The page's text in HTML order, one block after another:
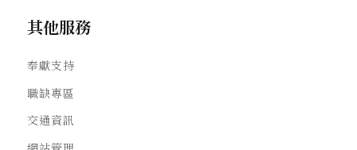
其他服務
奉獻支持
職缺專區
交通資訊